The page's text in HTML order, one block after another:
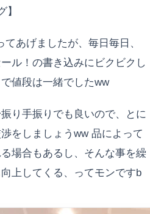
】
あげましたが、毎日毎日、
ル！の書き込みにビクビクし
値段は一緒でしたww
り手振りでも良いので、とに
をしましょうww 品によって
場合もあるし、そんな事を繰
上してくる、ってモンですb